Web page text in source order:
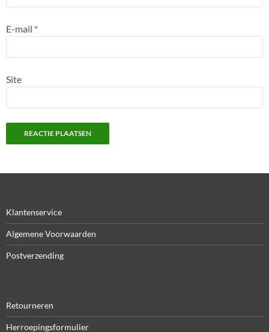
E-mail *
Site
Klantenservice
Algemene Voorwaarden
Postverzending
Retourneren
Herroepingsformulier